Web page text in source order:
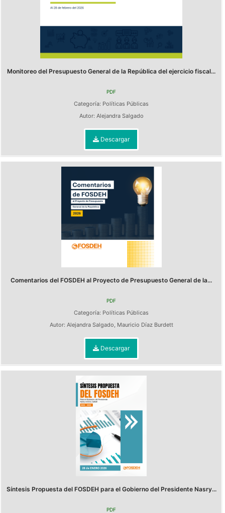
Monitoreo del Presupuesto General de la República del ejercicio fiscal...
PDF
Categoría: Políticas Públicas
Autor: Alejandra Salgado
Descargar
Comentarios del FOSDEH al Proyecto de Presupuesto General de la...
PDF
Categoría: Políticas Públicas
Autor: Alejandra Salgado, Mauricio Díaz Burdett
Descargar
Síntesis Propuesta del FOSDEH para el Gobierno del Presidente Nasry...
PDF